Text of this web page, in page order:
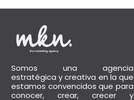
Somos una agencia
estratégica y creativa en la que
estamos convencidos que para
conocer, crear, crecer y